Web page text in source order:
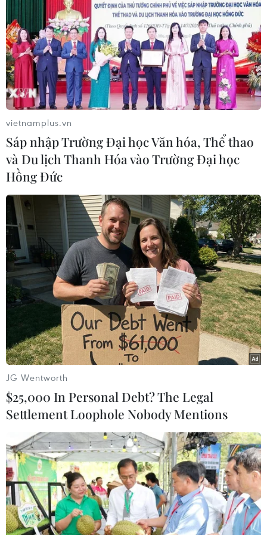
#Tổng thống Mỹ
#Donald Trump
#tin tức
#tin tức mới nhất
#tin tức 24h
#tin tức mới nhất trong ngày
#tin tức thời sự
#tin tức hot
#tin tức an ninh #tin tức hot
#an ninh
#an ninh nghệ an
#thời sự
#thời sự hôm nay
#bản tin thời sự
#tội phạm
#truy nã
#tội phạm hình sự
#pháp luật
#pháp đình
#an ninh xã hội
#xã hội chính trị
#VietnamPlus Vietnam
#Plus
Ai Cập
Theo dõi VietnamPlus
TIN LIÊN QUAN
vietnamplus.vn
Sáp nhập Trường Đại học Văn hóa, Thể thao
và Du lịch Thanh Hóa vào Trường Đại học
Hồng Đức
JG Wentworth
$25,000 In Personal Debt? The Legal
Settlement Loophole Nobody Mentions